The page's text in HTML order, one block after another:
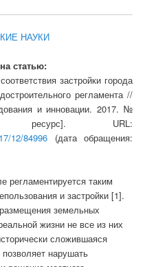
НАУКИ
статью:
застройки города
регламента //
и инновации. 2017. №
ресурс]. URL:
12/84996 (дата обращения:
регламентируется таким
и застройки [1].
земельных
жизни не все из них
сложившаяся
позволяет нарушать